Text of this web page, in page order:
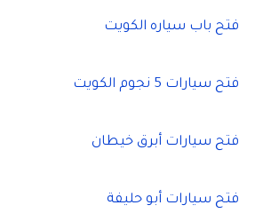
فتح باب سياره الكويت
فتح سيارات 5 نجوم الكويت
فتح سيارات أبرق خيطان
فتح سيارات أبو حليفة